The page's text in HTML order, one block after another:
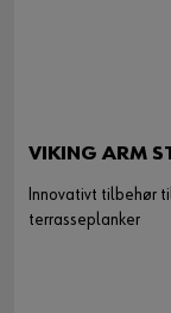
VIKING ARM
Innovativt tilbehør
terrasseplanker